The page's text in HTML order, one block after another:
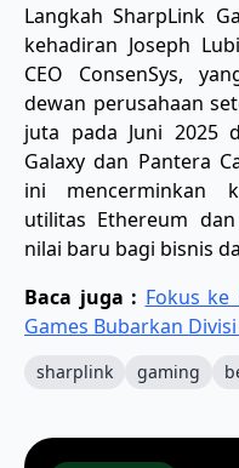
Langkah SharpLink
kehadiran Joseph
CEO ConsenSys,
dewan perusahaan
juta pada Juni 2025
Galaxy dan Pantera
ini mencerminkan
utilitas Ethereum
nilai baru bagi bisnis
Baca juga : Fokus ke
Games Bubarkan
sharplink gaming